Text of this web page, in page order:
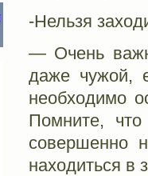
-Нельзя
— Очень
даже чужой,
необходимо
Помните,
совершенно
находиться в